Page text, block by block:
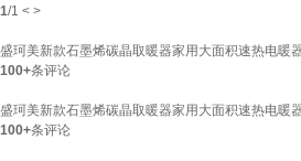
1/1 < >
盛珂美新款石墨烯碳晶取暖器家用大面积速热电暖
100+条评论
盛珂美新款石墨烯碳晶取暖器家用大面积速热电暖
100+条评论